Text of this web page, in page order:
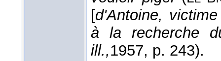
[d'Antoine,
à la recherche
ill.,1957, p. 243).